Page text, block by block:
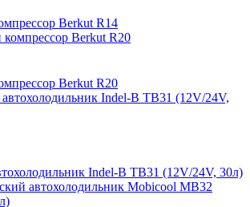
Berkut R14
Berkut R20
Indel-B TB31 (12V/24V, 30л)